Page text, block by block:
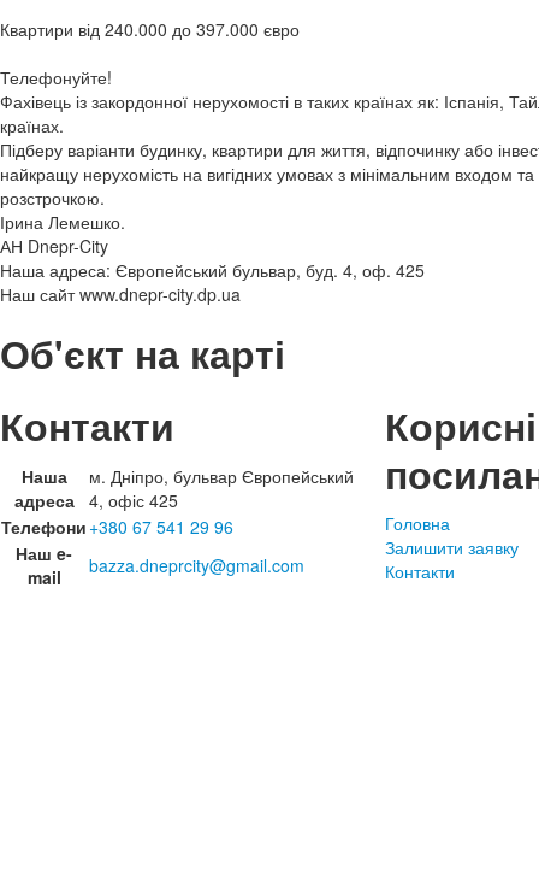
Квартири від 240.000 до 397.000 євро
Телефонуйте!
Фахівець із закордонної нерухомості в таких країнах як: Іспанія,
країнах.
Підберу варіанти будинку, квартири для життя, відпочинку або
найкращу нерухомість на вигідних умовах з мінімальним входом
розстрочкою.
Ірина Лемешко.
АН Dnepr-City
Наша адреса: Європейський бульвар, буд. 4, оф. 425
Наш сайт www.dnepr-city.dp.ua
Об'єкт на карті
Контакти
Наша
адреса
м. Дніпро, бульвар Європейський
4, офіс 425
Телефони +380 67 541 29 96
Наш e-
mail
bazza.dneprcity@gmail.com
Корисні
Головна
Залишити заявку
Контакти